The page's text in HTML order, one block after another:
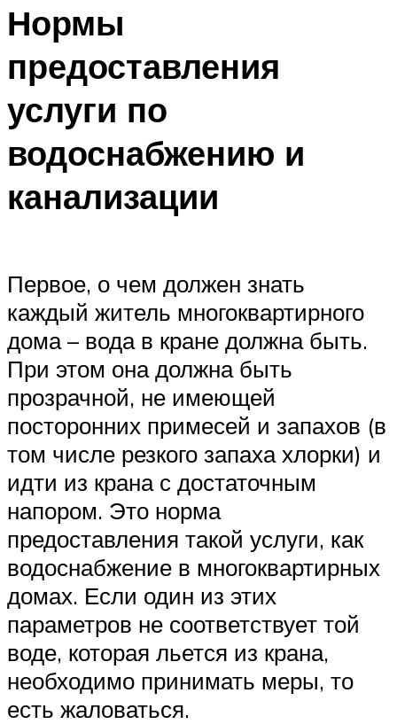
Нормы
предоставления
услуги по
водоснабжению и
канализации
Первое, о чем должен знать
каждый житель многоквартирного
дома – вода в кране должна быть.
При этом она должна быть
прозрачной, не имеющей
посторонних примесей и запахов (в
том числе резкого запаха хлорки) и
идти из крана с достаточным
напором. Это норма
предоставления такой услуги, как
водоснабжение в многоквартирных
домах. Если один из этих
параметров не соответствует той
воде, которая льется из крана,
необходимо принимать меры, то
есть жаловаться.